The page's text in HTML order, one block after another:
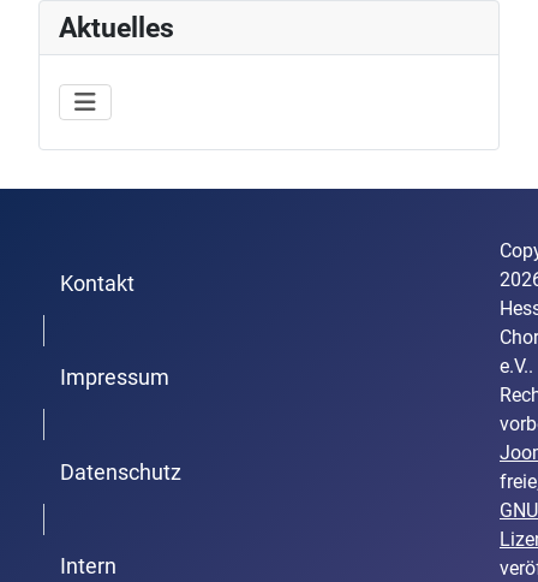
Aktuelles
Kontakt
Impressum
Datenschutz
Intern